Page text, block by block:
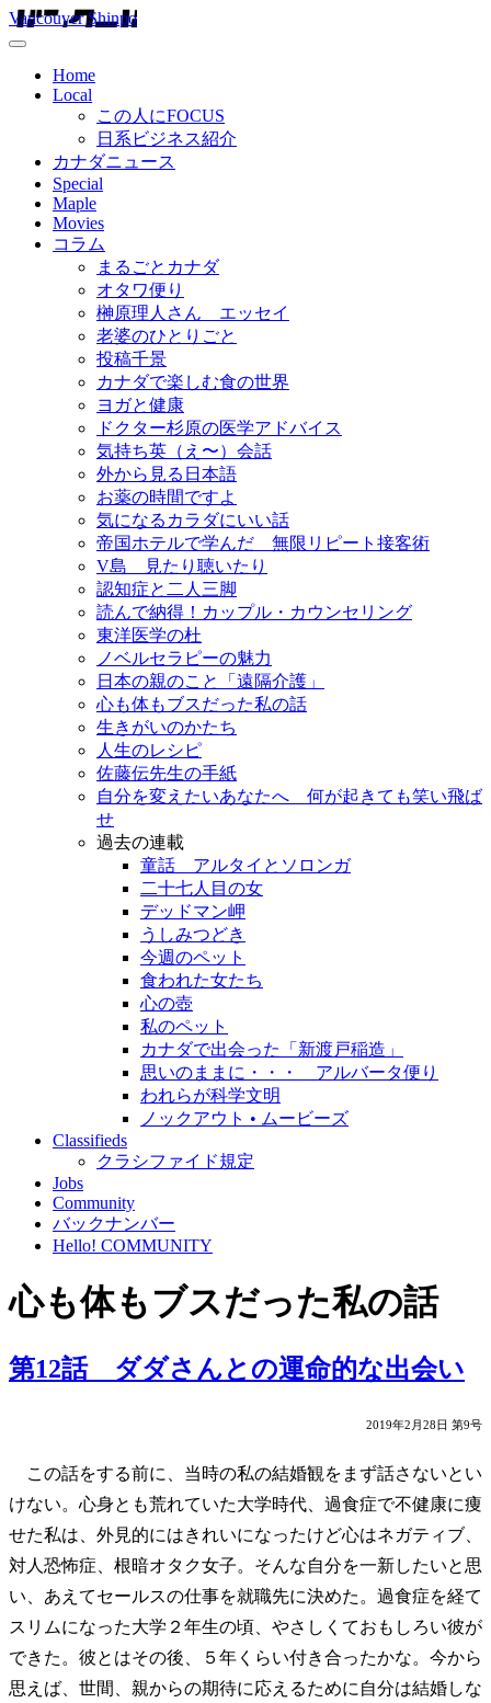
Vancouver Shinpo
Home
Local
この人にFOCUS
日系ビジネス紹介
カナダニュース
Special
Maple
Movies
コラム
まるごとカナダ
オタワ便り
榊原理人さん エッセイ
老婆のひとりごと
投稿千景
カナダで楽しむ食の世界
ヨガと健康
ドクター杉原の医学アドバイス
気持ち英（え〜）会話
外から見る日本語
お薬の時間ですよ
気になるカラダにいい話
帝国ホテルで学んだ 無限リピート接客術
V島 見たり聴いたり
認知症と二人三脚
読んで納得！カップル・カウンセリング
東洋医学の杜
ノベルセラピーの魅力
日本の親のこと「遠隔介護」
心も体もブスだった私の話
生きがいのかたち
人生のレシピ
佐藤伝先生の手紙
自分を変えたいあなたへ 何が起きても笑い飛ば
せ
過去の連載
童話 アルタイとソロンガ
二十七人目の女
デッドマン岬
うしみつどき
今週のペット
食われた女たち
心の壺
私のペット
カナダで出会った「新渡戸稲造」
思いのままに・・・ アルバータ便り
われらが科学文明
ノックアウト • ムービーズ
Classifieds
クラシファイド規定
Jobs
Community
バックナンバー
Hello! COMMUNITY
心も体もブスだった私の話
第12話 ダダさんとの運命的な出会い
2019年2月28日 第9号
この話をする前に、当時の私の結婚観をまず話さないとい
けない。心身とも荒れていた大学時代、過食症で不健康に痩
せた私は、外見的にはきれいになったけど心はネガティブ、
対人恐怖症、根暗オタク女子。そんな自分を一新したいと思
い、あえてセールスの仕事を就職先に決めた。過食症を経て
スリムになった大学２年生の頃、やさしくておもしろい彼が
できた。彼とはその後、５年くらい付き合ったかな。今から
思えば、世間、親からの期待に応えるために自分は結婚しな